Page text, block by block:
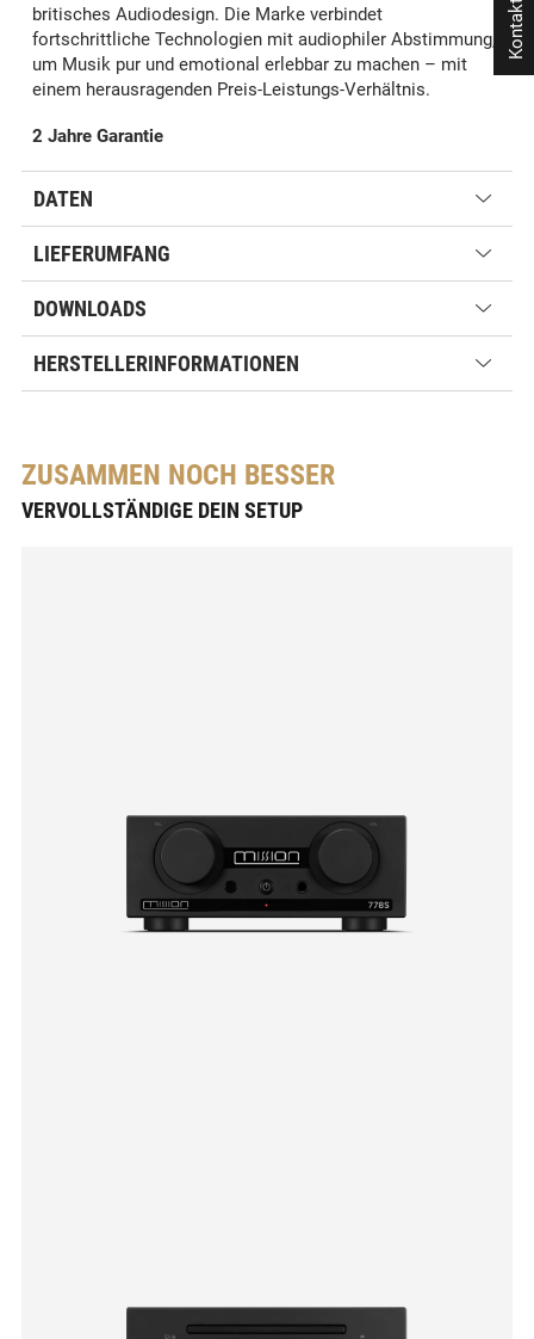
britisches Audiodesign. Die Marke verbindet
fortschrittliche Technologien mit audiophiler Abstimmung,
um Musik pur und emotional erlebbar zu machen – mit
einem herausragenden Preis-Leistungs-Verhältnis.
2 Jahre Garantie
DATEN
LIEFERUMFANG
DOWNLOADS
HERSTELLERINFORMATIONEN
ZUSAMMEN NOCH BESSER
VERVOLLSTÄNDIGE DEIN SETUP
Kontakt